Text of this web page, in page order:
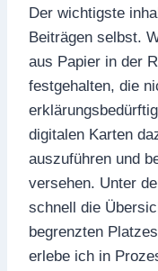
Der wichtigste
Beiträgen selbst.
aus Papier in der
festgehalten, die
digitalen Karten
auszuführen und
versehen. Unter
schnell die
begrenzten
erlebe ich in